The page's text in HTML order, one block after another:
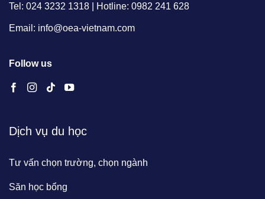
Tel: 024 3232 1318 | Hotline: 0982 241 628
Email: info@oea-vietnam.com
Follow us
Dịch vụ du học
Tư vấn chọn trường, chọn ngành
Săn học bổng